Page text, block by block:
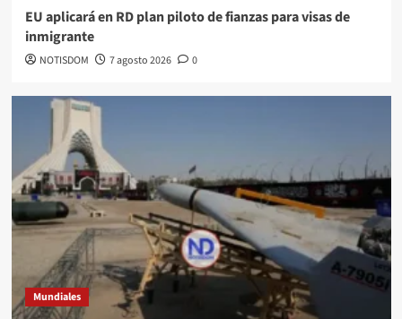
EU aplicará en RD plan piloto de fianzas para visas de
inmigrante
NOTISDOM 7 agosto 2026 0
Mundiales